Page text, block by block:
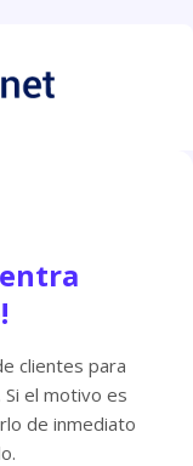
clientes para
el motivo es
de inmediato